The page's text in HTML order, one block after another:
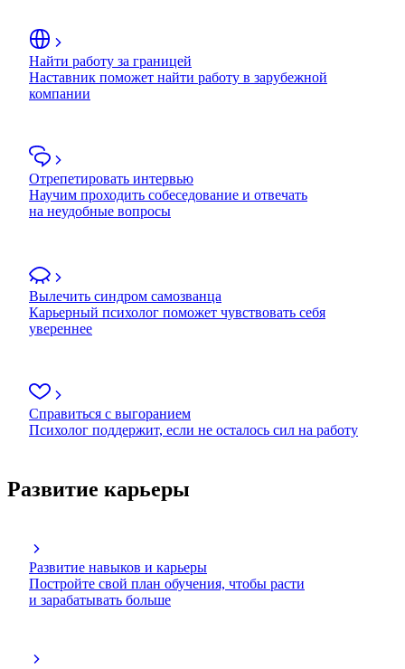
Найти работу за границей
Наставник поможет найти работу в зарубежной
компании
Отрепетировать интервью
Научим проходить собеседование и отвечать
на неудобные вопросы
Вылечить синдром самозванца
Карьерный психолог поможет чувствовать себя
увереннее
Справиться с выгоранием
Психолог поддержит, если не осталось сил на работу
Развитие карьеры
Развитие навыков и карьеры
Постройте свой план обучения, чтобы расти
и зарабатывать больше